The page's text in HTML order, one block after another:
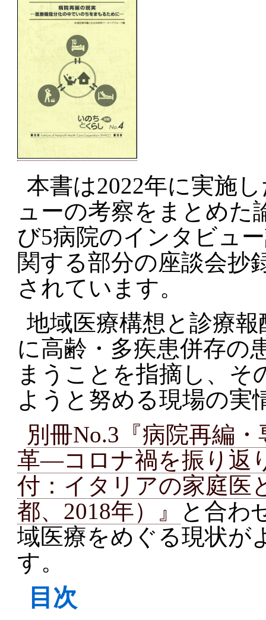
本書は2022年に実施
ューの考察をまとめた
び5病院のインタビュ
関する部分の座談会抄
されています。
地域医療構想と診療
に高齢・多疾患併存の
まうことを指摘し、そ
ようと努める現場の実
別冊No.3『病院再編
革―コロナ禍を振り
付：イタリアの家庭医
都、2018年）』
と合わ
域医療をめぐる現状が
す。
目次